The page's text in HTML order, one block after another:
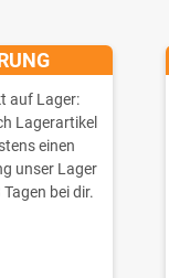
auf Lager:
Lagerartikel
einen
unser Lager
bei dir.